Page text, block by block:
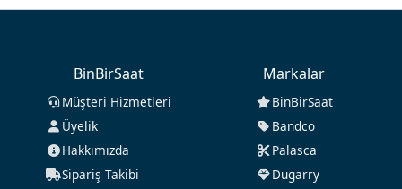
BinBirSaat
Müşteri Hizmetleri
Üyelik
Hakkımızda
Sipariş Takibi
Markalar
BinBirSaat
Bandco
Palasca
Dugarry